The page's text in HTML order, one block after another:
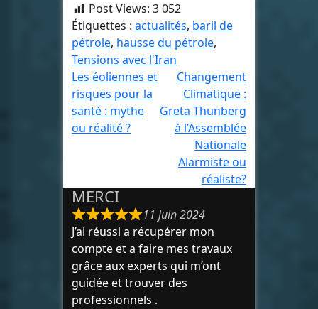
Post Views: 3 052
Étiquettes : actualités, baril de
pétrole, hausse du pétrole,
Tensions avec l'Iran
Navigation
de
l’article
Les éoliennes et
risques pour la
santé : mythe
ou réalité ?
Changement
Climatique :
Greta Thunberg
à l’Assemblée
Nationale
Alarmiste ou
réaliste?
MERCI
11 juin 2024
J’ai réussi a récupérer mon
compte et a faire mes travaux
grâce aux experts qui m’ont
guidée et trouver des
professionnels .